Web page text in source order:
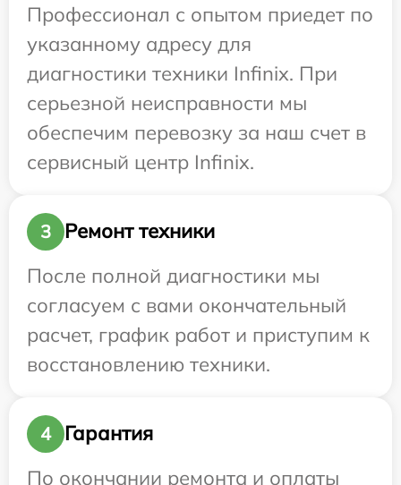
Профессионал с опытом приедет по
указанному адресу для
диагностики техники Infinix. При
серьезной неисправности мы
обеспечим перевозку за наш счет в
сервисный центр Infinix.
3
Ремонт техники
После полной диагностики мы
согласуем с вами окончательный
расчет, график работ и приступим к
восстановлению техники.
4
Гарантия
По окончании ремонта и оплаты